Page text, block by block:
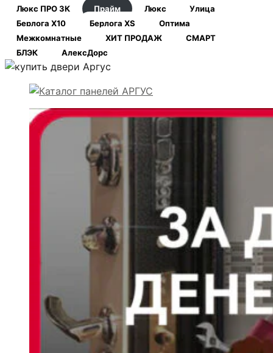
Люкс ПРО 3К
Прайм Люкс
Улица
Берлога Х10
Берлога XS
Оптима
Межкомнатные
ХИТ ПРОДАЖ
СМАРТ
БЛЭК
АлексДорс